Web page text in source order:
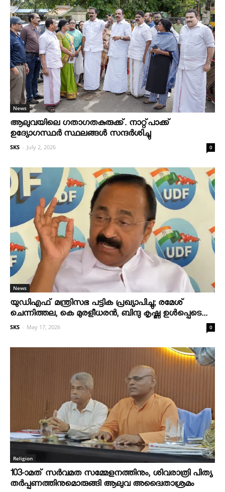
News
ആലുവയിലെ ഗതാഗതകുരുക്ക്. നാറ്റ്പാക്ക്
ഉദ്യോഗസ്ഥർ സ്ഥലങ്ങൾ സന്ദർശിച്ചു
SKS - July 2, 2026 0
News
യുഡിഎഫ് മന്ത്രിസഭ പട്ടിക പ്രഖ്യാപിച്ചു; രമേശ്
ചെന്നിത്തല, കെ മുരളീധരന്‍, ബിന്ദു കൃഷ്ണ ഉള്‍പ്പെടെ...
SKS - May 17, 2026 0
Religion
103-ാമത് സർവമത സമ്മേളനത്തിനും, ശിവരാത്രി പിത്യ
തർപ്പണത്തിനുമൊരുങ്ങി ആലുവ അദ്വൈതാശ്രമം